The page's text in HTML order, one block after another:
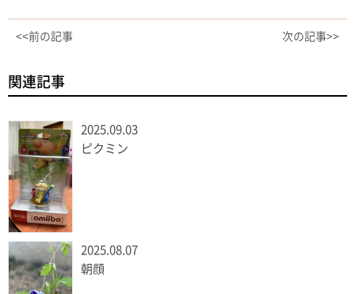
<<前の記事 次の記事>>
関連記事
2025.09.03
ピクミン
2025.08.07
朝顔